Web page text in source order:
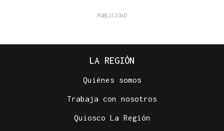
LA REGIÓN
Quiénes somos
Trabaja con nosotros
Quiosco La Región